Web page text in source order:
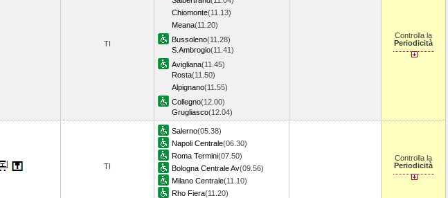
TI
Chiomonte(11.13)
Meana(11.20)
Bussoleno(11.28)
S.Ambrogio(11.41)
Avigliana(11.45)
Rosta(11.50)
Alpignano(11.55)
Collegno(12.00)
Grugliasco(12.04)
Controlla la
Periodicità
TI
Salerno(05.38)
Napoli Centrale(06.30)
Roma Termini(07.50)
Bologna Centrale Av(09.56)
Milano Centrale(11.10)
Rho Fiera(11.20)
Controlla la
Periodicità